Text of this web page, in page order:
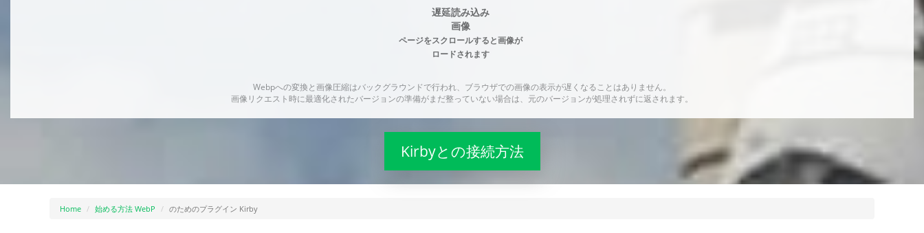
遅延読み込み
画像
ページをスクロールすると画像が
ロードされます
Webpへの変換と画像圧縮はバックグラウンドで行われ、ブラウザでの画像の表示が遅くなることはありません。
画像リクエスト時に最適化されたバージョンの準備がまだ整っていない場合は、元のバージョンが処理されずに返されます。
Kirbyとの接続方法
Home 始める方法 WebP のためのプラグイン Kirby